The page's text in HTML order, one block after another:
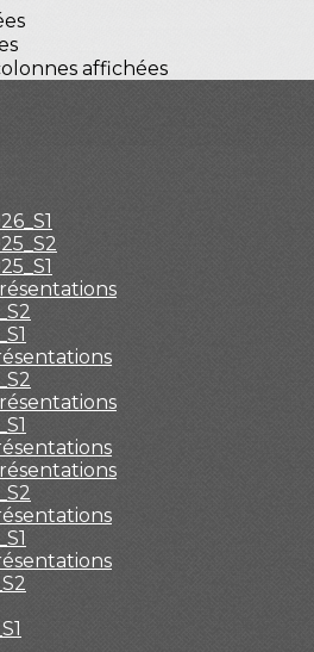
affichées